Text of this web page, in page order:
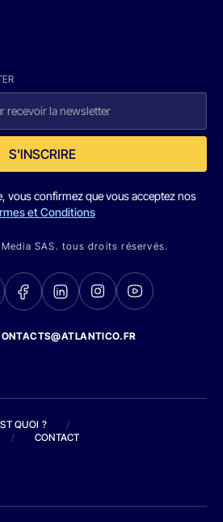
S'INSCRIRE
vous confirmez que vous acceptez nos
et Conditions
SAS. tous droits réservés.
QUOI ?
/
/ CONTACT